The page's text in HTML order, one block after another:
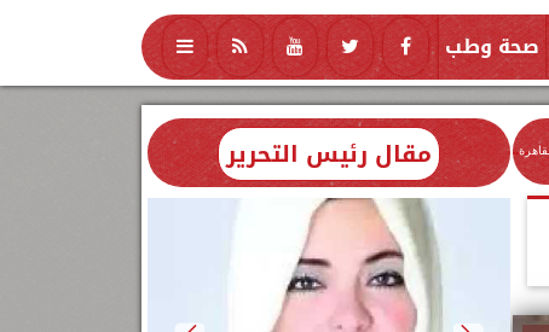
صحة وطب تكنولوجيا منوعات محافظات
مقال رئيس التحرير